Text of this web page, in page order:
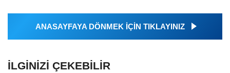
ANASAYFAYA DÖNMEK İÇİN TIKLAYINIZ
İLGINIZI ÇEKEBILIR